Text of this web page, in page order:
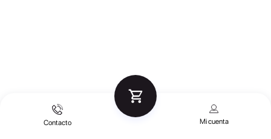
Contacto Mi cuenta